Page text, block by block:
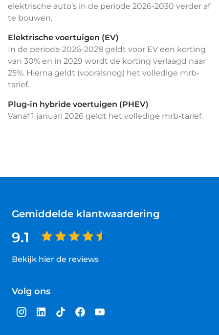
elektrische auto’s in de periode 2026-2030 verder af
te bouwen.
Elektrische voertuigen (EV)
In de periode 2026-2028 geldt voor EV een korting
van 30% en in 2029 wordt de korting verlaagd naar
25%. Hierna geldt (vooralsnog) het volledige mrb-
tarief.
Plug-in hybride voertuigen (PHEV)
Vanaf 1 januari 2026 geldt het volledige mrb-tarief.
Gemiddelde klantwaardering
9.1
Bekijk hier de reviews
van
sterren
Volg ons